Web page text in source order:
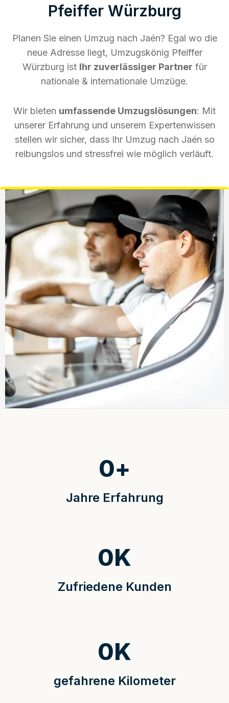
Pfeiffer Würzburg
Planen Sie einen Umzug nach Jaén? Egal wo die
neue Adresse liegt, Umzugskönig Pfeiffer
Würzburg ist Ihr zuverlässiger Partner für
nationale & internationale Umzüge.
Wir bieten umfassende Umzugslösungen: Mit
unserer Erfahrung und unserem Expertenwissen
stellen wir sicher, dass Ihr Umzug nach Jaén so
reibungslos und stressfrei wie möglich verläuft.
Jahre Erfahrung
0+
Zufriedene Kunden
0K
gefahrene Kilometer
0K